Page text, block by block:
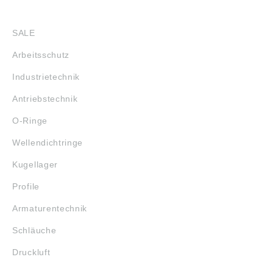
SALE
Arbeitsschutz
Industrietechnik
Antriebstechnik
O-Ringe
Wellendichtringe
Kugellager
Profile
Armaturentechnik
Schläuche
Druckluft